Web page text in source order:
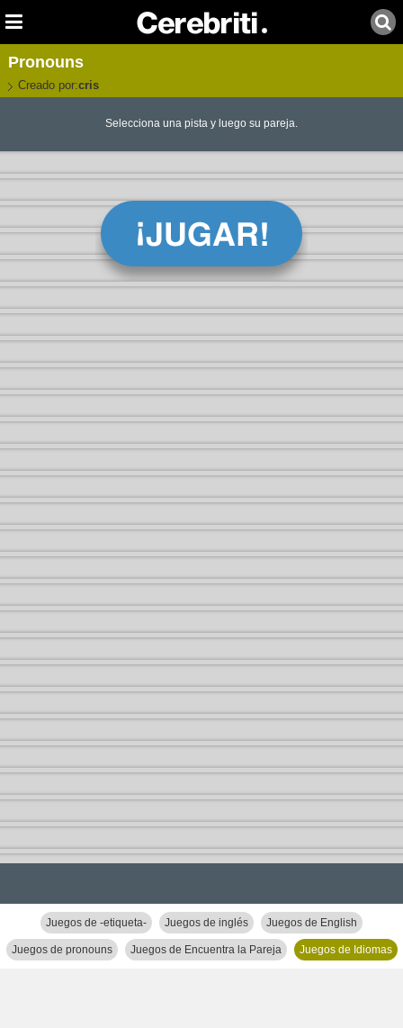
Pronouns
Creado por:cris
Selecciona una pista y luego su pareja.
Juegos de -etiqueta- Juegos de inglés Juegos de English
Juegos de pronouns Juegos de Encuentra la Pareja Juegos de Idiomas